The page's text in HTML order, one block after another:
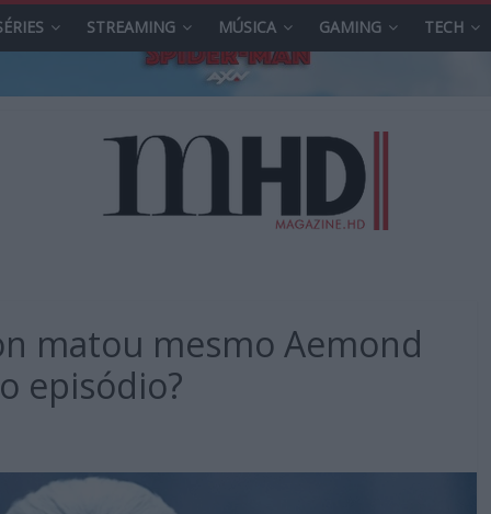
STREAMING MÚSICA GAMING TECH
matou mesmo Aemond
episódio?